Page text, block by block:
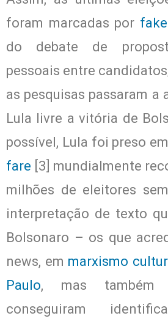
foram marcadas por
do debate de
pessoais entre
as pesquisas passaram a
Lula livre a vitória de
possível, Lula foi preso
fare [3] mundialmente
milhões de eleitores
interpretação de texto
Bolsonaro – os que
news, em marxismo
Paulo, mas
conseguiram